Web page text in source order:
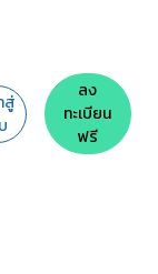
สู่
ลง
ทะเบียน
ฟรี